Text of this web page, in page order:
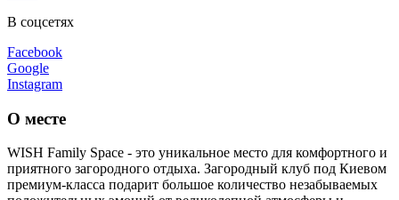
В соцсетях
Facebook
Google
Instagram
О месте
WISH Family Space - это уникальное место для комфортного и
приятного загородного отдыха. Загородный клуб под Киевом
премиум-класса подарит большое количество незабываемых